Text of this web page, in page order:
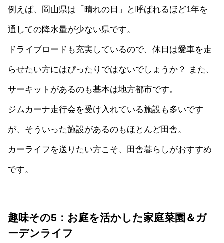
例えば、岡山県は「晴れの日」と呼ばれるほど1年を
通しての降水量が少ない県です。
ドライブロードも充実しているので、休日は愛車を走
らせたい方にはぴったりではないでしょうか？ また、
サーキットがあるのも基本は地方都市です。
ジムカーナ走行会を受け入れている施設も多いです
が、そういった施設があるのもほとんど田舎。
カーライフを送りたい方こそ、田舎暮らしがおすすめ
です。
趣味その5：お庭を活かした家庭菜園＆ガ
ーデンライフ